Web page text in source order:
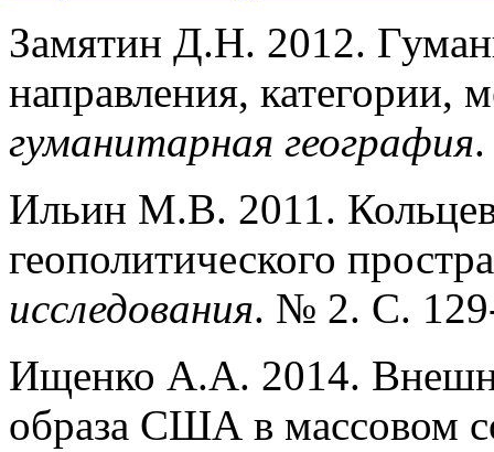
Замятин Д.Н. 2012.
направления, категории,
гуманитарная география
Ильин М.В. 2011.
геополитического
исследования. № 2. С.
Ищенко А.А. 2014.
образа США в массовом